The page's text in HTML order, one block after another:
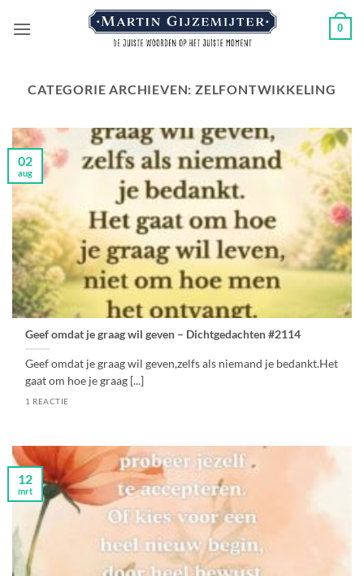
naar
0
CATEGORIE ARCHIEVEN: ZELFONTWIKKELING
Geef omdat je graag wil geven – Dichtgedachten #2114
Geef omdat je graag wil geven,zelfs als niemand je bedankt.Het
gaat om hoe je graag [...]
1 REACTIE
02
aug
12
mrt